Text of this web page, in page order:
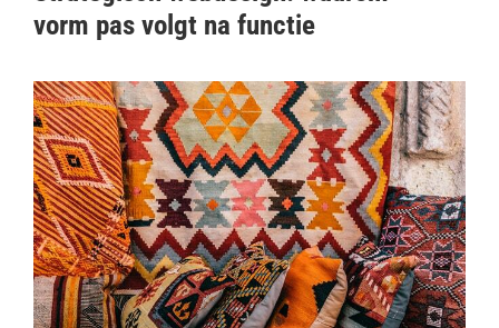
vorm pas volgt na functie